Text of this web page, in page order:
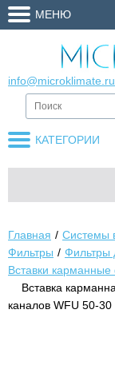
МЕНЮ
info@microklimate.ru
КАТЕГОРИИ
Главная Системы
Фильтры
Фильтры
Вставки
Вставка
каналов WFU 50-30